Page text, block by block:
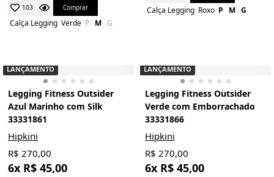
103 Comprar
Calça Legging Verde P M G
Calça Legging Roxo P M G
LANÇAMENTO
Legging Fitness Outsider
Azul Marinho com Silk
33331861
Hipkini
R$ 270,00
6x R$ 45,00
LANÇAMENTO
Legging Fitness Outsider
Verde com Emborrachado
33331866
Hipkini
R$ 270,00
6x R$ 45,00